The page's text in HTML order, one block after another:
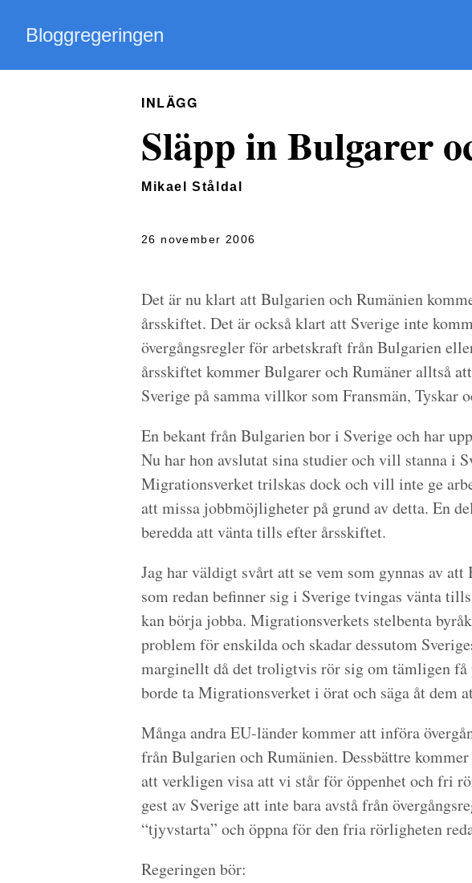
Bloggregeringen
INLÄGG
Släpp in Bulgarer
Mikael Ståldal
26 november 2006
Det är nu klart att Bulgarien och Rumänien
årsskiftet. Det är också klart att Sverige inte
övergångsregler för arbetskraft från Bulgarien
årsskiftet kommer Bulgarer och Rumäner alltså
Sverige på samma villkor som Fransmän, Tyskar
En bekant från Bulgarien bor i Sverige och har
Nu har hon avslutat sina studier och vill stanna i
Migrationsverket trilskas dock och vill inte ge
att missa jobbmöjligheter på grund av detta. En
beredda att vänta tills efter årsskiftet.
Jag har väldigt svårt att se vem som gynnas av
som redan befinner sig i Sverige tvingas vänta
kan börja jobba. Migrationsverkets stelbenta
problem för enskilda och skadar dessutom
marginellt då det troligtvis rör sig om tämligen få
borde ta Migrationsverket i örat och säga åt dem
Många andra EU-länder kommer att införa
från Bulgarien och Rumänien. Dessbättre
att verkligen visa att vi står för öppenhet och fri
gest av Sverige att inte bara avstå från
“tjyvstarta” och öppna för den fria rörligheten
Regeringen bör: